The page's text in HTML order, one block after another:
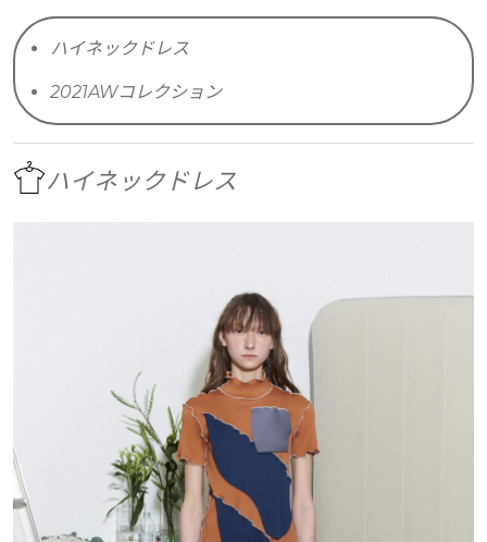
ハイネックドレス
2021AWコレクション
ハイネックドレス